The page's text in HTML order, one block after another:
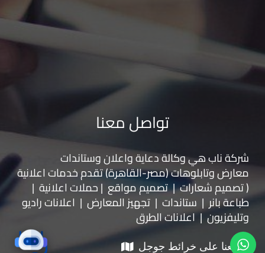
تواصل معنا
شركة ناب هي وكالة دعاية واعلان وستاندات
معارضوتابلوهات(مصر-القاهرة) تقدم خدمات اعلانية
( تصميم شعارات | تصميم مواقع | حملات اعلانية |
طباعة بانر | ستاندات | تجهيز المعارض | اعلانات راديو
وتليفزيون | اعلانات الطرق
موقعنا على خرائط جوجل